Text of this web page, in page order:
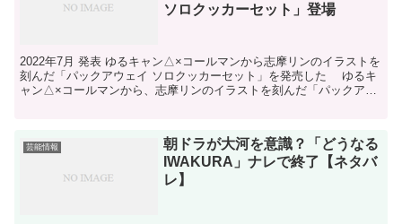
ソロクッカーセット」登場
2022年7月 発表 ゆるキャン△×コールマンから志摩リンのイラストを
刻んだ「パックアウェイ ソロクッカーセット」を発売した ゆるキ
ャン△×コールマンから、志摩リンのイラストを刻んだ「パックアウ
芸能情報
朝ドラが大河を意識？「どうなる
IWAKURA」ナレで終了【ネタバ
レ】